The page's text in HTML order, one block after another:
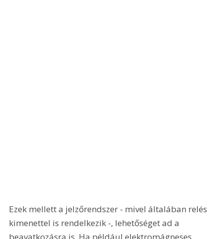
Ezek mellett a jelzőrendszer - mivel általában relés
kimenettel is rendelkezik -, lehetőséget ad a